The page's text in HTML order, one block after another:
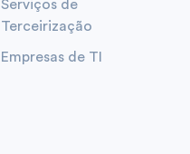
Serviços de
Terceirização
Empresas de TI